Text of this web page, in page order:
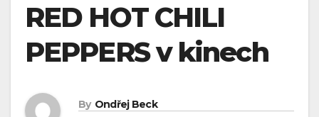
RED HOT CHILI
PEPPERS v kinech
By Ondřej Beck